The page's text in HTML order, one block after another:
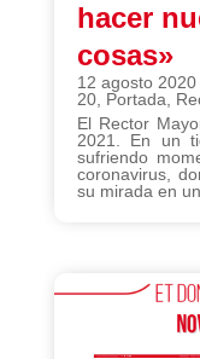
hacer
cosas»
12 agosto 2020
20, Portada,
El Rector
2021. En un
sufriendo
coronavirus,
su mirada en